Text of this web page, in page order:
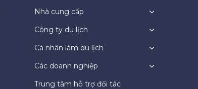
Nhà cung cấp
Công ty du lịch
Cá nhân làm du lịch
Các doanh nghiệp
Trung tâm hỗ trợ đối tác